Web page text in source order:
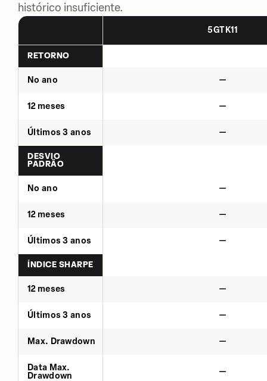
histórico insuficiente.
5GTK11
RETORNO
No ano —
12 meses —
Últimos 3 anos —
DESVIO
PADRÃO
No ano —
12 meses —
Últimos 3 anos —
ÍNDICE SHARPE
12 meses —
Últimos 3 anos —
Max. Drawdown —
Data Max.
Drawdown
—